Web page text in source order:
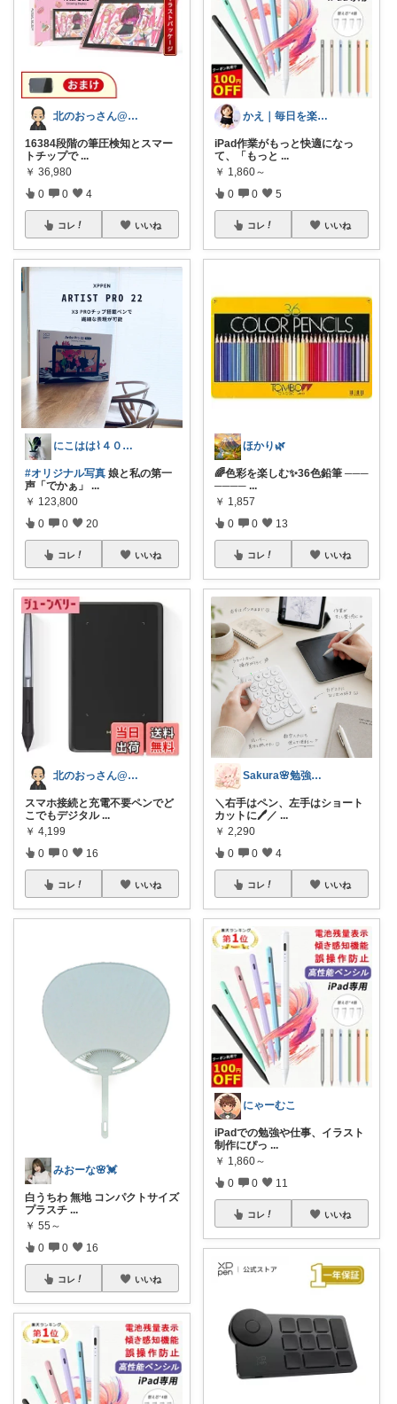
北のおっさん@ガジェット好き
16384段階の筆圧検知とスマー
トチップで ...
￥ 36,980
0 0 4
コレ いいね
にこはは⌇４０代心地いい暮らし
#オリジナル写真 娘と私の第一
声「でかぁ」
...
￥ 123,800
0 0 20
コレ いいね
北のおっさん@ガジェット好き
スマホ接続と充電不要ペンでど
こでもデジタル ...
￥ 4,199
0 0 16
コレ いいね
みおーな🌸💓
白うちわ 無地 コンパクトサイズ
プラスチ ...
￥ 55～
0 0 16
コレ いいね
かえ｜毎日を楽しむ
iPad作業がもっと快適になっ
て、「もっと ...
￥ 1,860～
0 0 5
コレ いいね
ほかり🌿
🌈色彩を楽しむ✨36色鉛筆 ───
──── ...
￥ 1,857
0 0 13
コレ いいね
Sakura🌸勉強と暮らし愛用品
＼右手はペン、左手はショート
カットに🖊️／ ...
￥ 2,290
0 0 4
コレ いいね
にゃーむこ
iPadでの勉強や仕事、イラスト
制作にぴっ ...
￥ 1,860～
0 0 11
コレ いいね